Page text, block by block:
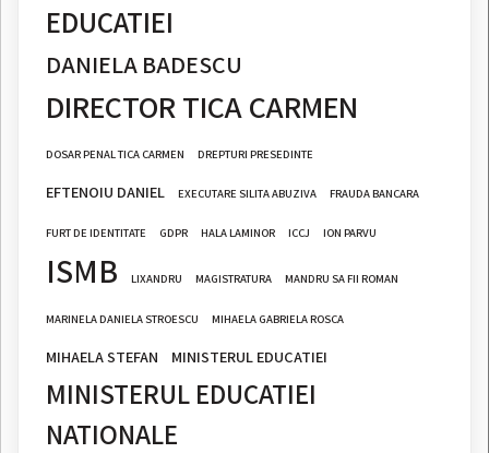
EDUCATIEI
DANIELA BADESCU
DIRECTOR TICA CARMEN
DOSAR PENAL TICA CARMEN DREPTURI PRESEDINTE
EFTENOIU DANIEL EXECUTARE SILITA ABUZIVA FRAUDA BANCARA
FURT DE IDENTITATE GDPR HALA LAMINOR ICCJ ION PARVU
ISMB LIXANDRU MAGISTRATURA MANDRU SA FII ROMAN
MARINELA DANIELA STROESCU MIHAELA GABRIELA ROSCA
MIHAELA STEFAN MINISTERUL EDUCATIEI
MINISTERUL EDUCATIEI
NATIONALE